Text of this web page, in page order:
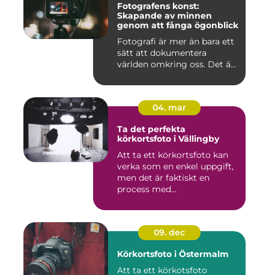
Fotografens konst:
Skapande av minnen
genom att fånga ögonblick
Fotografi är mer än bara ett
sätt att dokumentera
världen omkring oss. Det ä...
04. mar
Ta det perfekta
körkortsfoto i Vällingby
Att ta ett körkortsfoto kan
verka som en enkel uppgift,
men det är faktiskt en
process med...
09. dec
Körkortsfoto i Östermalm
Att ta ett körkotsfoto